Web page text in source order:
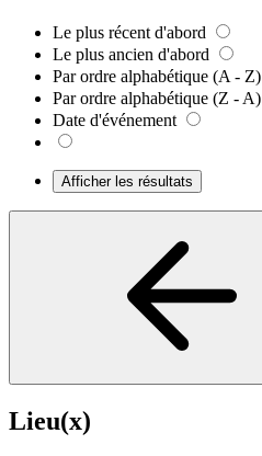
Le plus récent d'abord
Le plus ancien d'abord
Par ordre alphabétique (A - Z)
Par ordre alphabétique (Z - A)
Date d'événement
Afficher les résultats
Lieu(x)